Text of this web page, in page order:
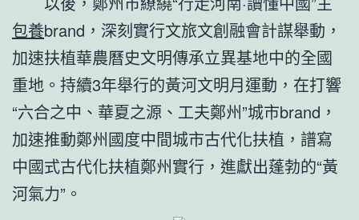
包養brand，深刻實行文旅文創融會計謀舉動，
加速扶植華農曆史文明傳承立異基地中的全國
重地。持續3年舉行的黃河文明月運動，在打響
“六合之中、華夏之源、工夫鄭州”城市brand，
加速推動鄭州國度中間城市古代化扶植，譜寫
中國式古代化扶植鄭州實行，進獻出蓬勃的“黃
河氣力”。